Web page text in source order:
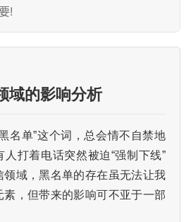
!
域的影响分析
名单”这个词，总会情不自禁地
打着电话突然被迫“强制下线”
领域，黑名单的存在虽无法让我
，但带来的影响可不亚于一部